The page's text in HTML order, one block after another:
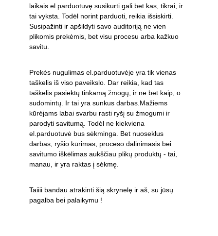
laikais el.parduotuvę susikurti gali bet kas, tikrai, ir
tai vyksta. Todėl norint parduoti, reikia išsiskirti.
Susipažinti ir apšildyti savo auditoriją ne vien
plikomis prekėmis, bet visu procesu arba kažkuo
savitu.
Prekės nugulimas el.parduotuvėje yra tik vienas
taškelis iš viso paveikslo. Dar reikia, kad tas
taškelis pasiektų tinkamą žmogų, ir ne bet kaip, o
sudomintų. Ir tai yra sunkus darbas.Mažiems
kūrėjams labai svarbu rasti ryšį su žmogumi ir
parodyti savitumą. Todėl ne kiekviena
el.parduotuvė bus sėkminga. Bet nuoseklus
darbas, ryšio kūrimas, proceso dalinimasis bei
savitumo iškėlimas aukščiau plikų produktų - tai,
manau, ir yra raktas į sėkmę.
Taiiii bandau atrakinti šią skrynelę ir aš, su jūsų
pagalba bei palaikymu !